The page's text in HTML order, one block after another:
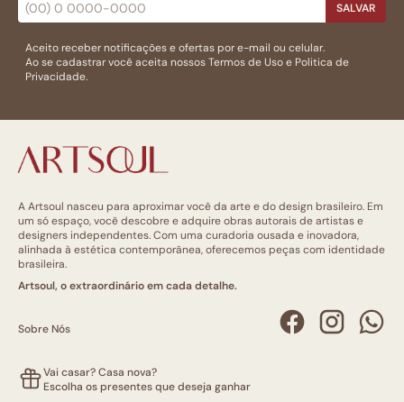
SALVAR
Aceito receber notificações e ofertas por e-mail ou celular.
Ao se cadastrar você aceita nossosTermos de Usoe Politica de
Privacidade.
A Artsoul nasceu para aproximar você da arte e do design brasileiro. Em
um só espaço, você descobre e adquire obras autorais de artistas e
designers independentes. Com uma curadoria ousada e inovadora,
alinhada à estética contemporânea, oferecemos peças com identidade
brasileira.
Artsoul, o extraordinário em cada detalhe.
Sobre Nós
Vai casar? Casa nova?
Escolha os presentes que deseja ganhar